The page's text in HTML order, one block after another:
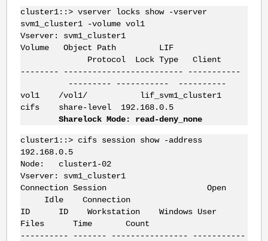
cluster1::> vserver locks show -vserver
svm1_cluster1 -volume vol1
Vserver: svm1_cluster1
Volume Object Path LIF
Protocol Lock Type Client
-------- ------------------------- -----------
--------- ----------- ----------
vol1 /vol1/ lif_svm1_cluster1
cifs share-level 192.168.0.5
Sharelock Mode: read-deny_none
cluster1::> cifs session show -address
192.168.0.5
Node: cluster1-02
Vserver: svm1_cluster1
Connection Session Open
Idle Connection
ID ID Workstation Windows User
Files Time Count
---------- ------- ---------------- -----------